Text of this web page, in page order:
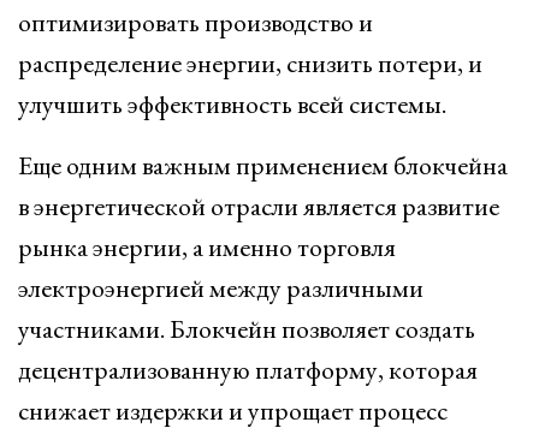
оптимизировать производство и
распределение энергии, снизить потери, и
улучшить эффективность всей системы.
Еще одним важным применением блокчейна
в энергетической отрасли является развитие
рынка энергии, а именно торговля
электроэнергией между различными
участниками. Блокчейн позволяет создать
децентрализованную платформу, которая
снижает издержки и упрощает процесс